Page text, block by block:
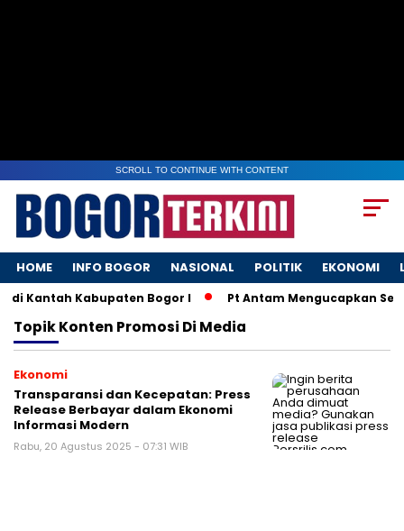
SCROLL TO CONTINUE WITH CONTENT
HOME INFO BOGOR NASIONAL POLITIK EKONOMI
di Kantah Kabupaten Bogor I Pt Antam Mengucapkan
TopikKonten Promosi Di Media
Ekonomi
Transparansi dan Kecepatan: Press
Release Berbayar dalam Ekonomi
Informasi Modern
Rabu, 20 Agustus 2025 - 07:31 WIB